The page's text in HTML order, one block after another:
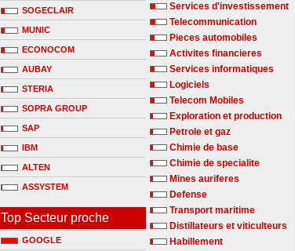
SOGECLAIR
MUNIC
ECONOCOM
AUBAY
STERIA
SOPRA GROUP
SAP
IBM
ALTEN
ASSYSTEM
Top Secteur proche
GOOGLE
Services d'investissement
Telecommunication
Pieces automobiles
Activites financieres
Services informatiques
Logiciels
Telecom Mobiles
Exploration et production
Petrole et gaz
Chimie de base
Chimie de specialite
Mines auriferes
Defense
Transport maritime
Distillateurs et viticulteurs
Habillement